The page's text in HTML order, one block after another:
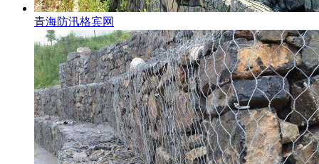
青海防汛格宾网